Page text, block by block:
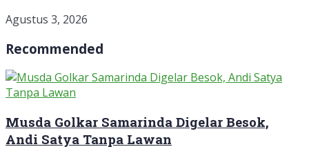
Agustus 3, 2026
Recommended
Musda Golkar Samarinda Digelar Besok,
Andi Satya Tanpa Lawan